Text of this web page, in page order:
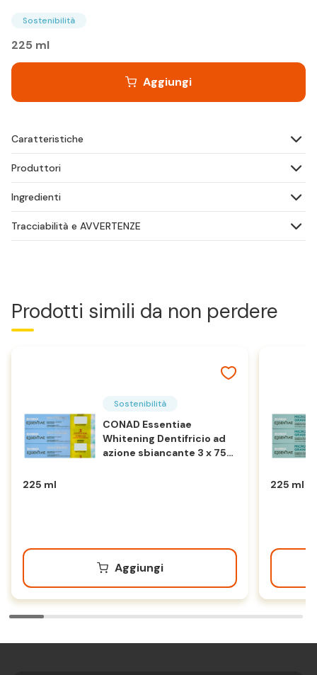
Sostenibilità
225 ml
Aggiungi
Caratteristiche
Produttori
Ingredienti
Tracciabilità e AVVERTENZE
Prodotti simili da non perdere
Sostenibilità
CONAD Essentiae
Whitening Dentifricio ad
azione sbiancante 3 x 75
225 ml
Aggiungi
225 ml